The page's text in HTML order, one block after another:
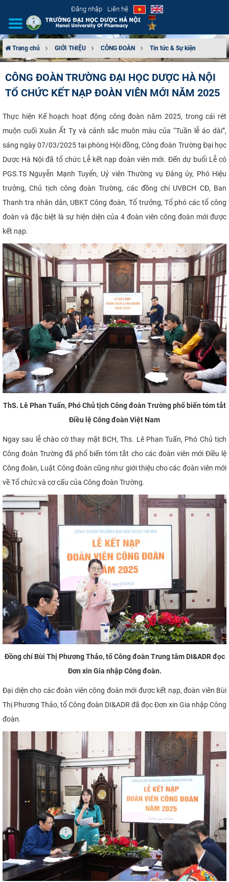
Đăng nhập Liên hệ
CƠ CẤU TỔ CHỨC
TUYỂN SINH
ĐÀO TẠO
ĐẢM BẢO CHẤT LƯỢNG
KHOA HỌC CÔNG NGHỆ
HTQT
CỰU NGƯỜI HỌC
Trang chủ GIỚI THIỆU CÔNG ĐOÀN Tin tức & Sự kiện
CÔNG ĐOÀN TRƯỜNG ĐẠI HỌC DƯỢC HÀ NỘI
TỔ CHỨC KẾT NẠP ĐOÀN VIÊN MỚI NĂM 2025
Thực hiện Kế hoạch hoạt động công đoàn năm 2025, trong cái rét
muộn cuối Xuân Ất Tỵ và cảnh sắc muôn màu của “Tuần lễ áo dài”,
sáng ngày 07/03/2025 tại phòng Hội đồng, Công đoàn Trường Đại học
Dược Hà Nội đã tổ chức Lễ kết nạp đoàn viên mới. Đến dự buổi Lễ có
PGS.TS Nguyễn Mạnh Tuyển, Uỷ viên Thường vụ Đảng ủy, Phó Hiệu
trưởng, Chủ tịch công đoàn Trường, các đồng chí UVBCH CĐ, Ban
Thanh tra nhân dân, UBKT Công đoàn, Tổ trưởng, Tổ phó các tổ công
đoàn và đặc biệt là sự hiện diện của 4 đoàn viên công đoàn mới được
kết nạp.
ThS. Lê Phan Tuấn, Phó Chủ tịch Công đoàn Trường phổ biến tóm tắt
Điều lệ Công đoàn Việt Nam
Ngay sau lễ chào cờ thay mặt BCH, Ths. Lê Phan Tuấn, Phó Chủ tịch
Công đoàn Trường đã phổ biến tóm tắt cho các đoàn viên mới Điều lệ
Công đoàn, Luật Công đoàn cũng như giới thiệu cho các đoàn viên mới
về Tổ chức và cơ cấu của Công đoàn Trường.
Đồng chí Bùi Thị Phương Thảo, tổ Công đoàn Trung tâm DI&ADR đọc
Đơn xin Gia nhập Công đoàn.
Đại diện cho các đoàn viên công đoàn mới được kết nạp, đoàn viên Bùi
Thị Phương Thảo, tổ Công đoàn DI&ADR đã đọc Đơn xin Gia nhập Công
đoàn.